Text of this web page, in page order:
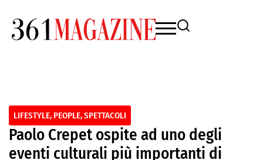
LIFESTYLE, PEOPLE,SPETTACOLI
Paolo Crepet ospite ad uno degli
eventi culturali più importanti di